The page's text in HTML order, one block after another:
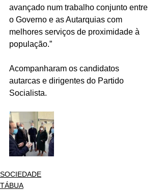
avançado num trabalho conjunto entre
o Governo e as Autarquias com
melhores serviços de proximidade à
população.”
Acompanharam os candidatos
autarcas e dirigentes do Partido
Socialista.
SOCIEDADE
TÁBUA